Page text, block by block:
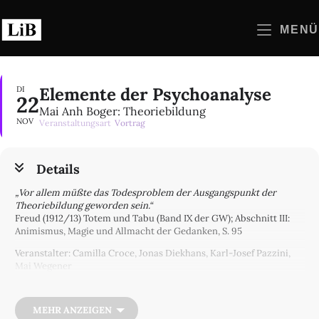
Inhalt
springen
MENÜ
DI
22
NOV
Elemente der Psychoanalyse
Mai Anh Boger: Theoriebildung
Veranstaltungsart Vortrag
Details
„Vor allem müßte das Todesproblem der Ausgangspunkt der
Theoriebildung geworden sein.“
Freud (1912/13) Totem und Tabu (Band IX der GW); Abschnitt III:
Animismus, Magie und Allmacht der Gedanken, S. 95
Veranstalter: Camilla Croce, Jonas Diekhans, Karl-Josef Pazzini,
Mai Wegener
Ausgehend von Zitaten aus Schriften von Freud und Lacan möchte
MEHR ANZEIGEN